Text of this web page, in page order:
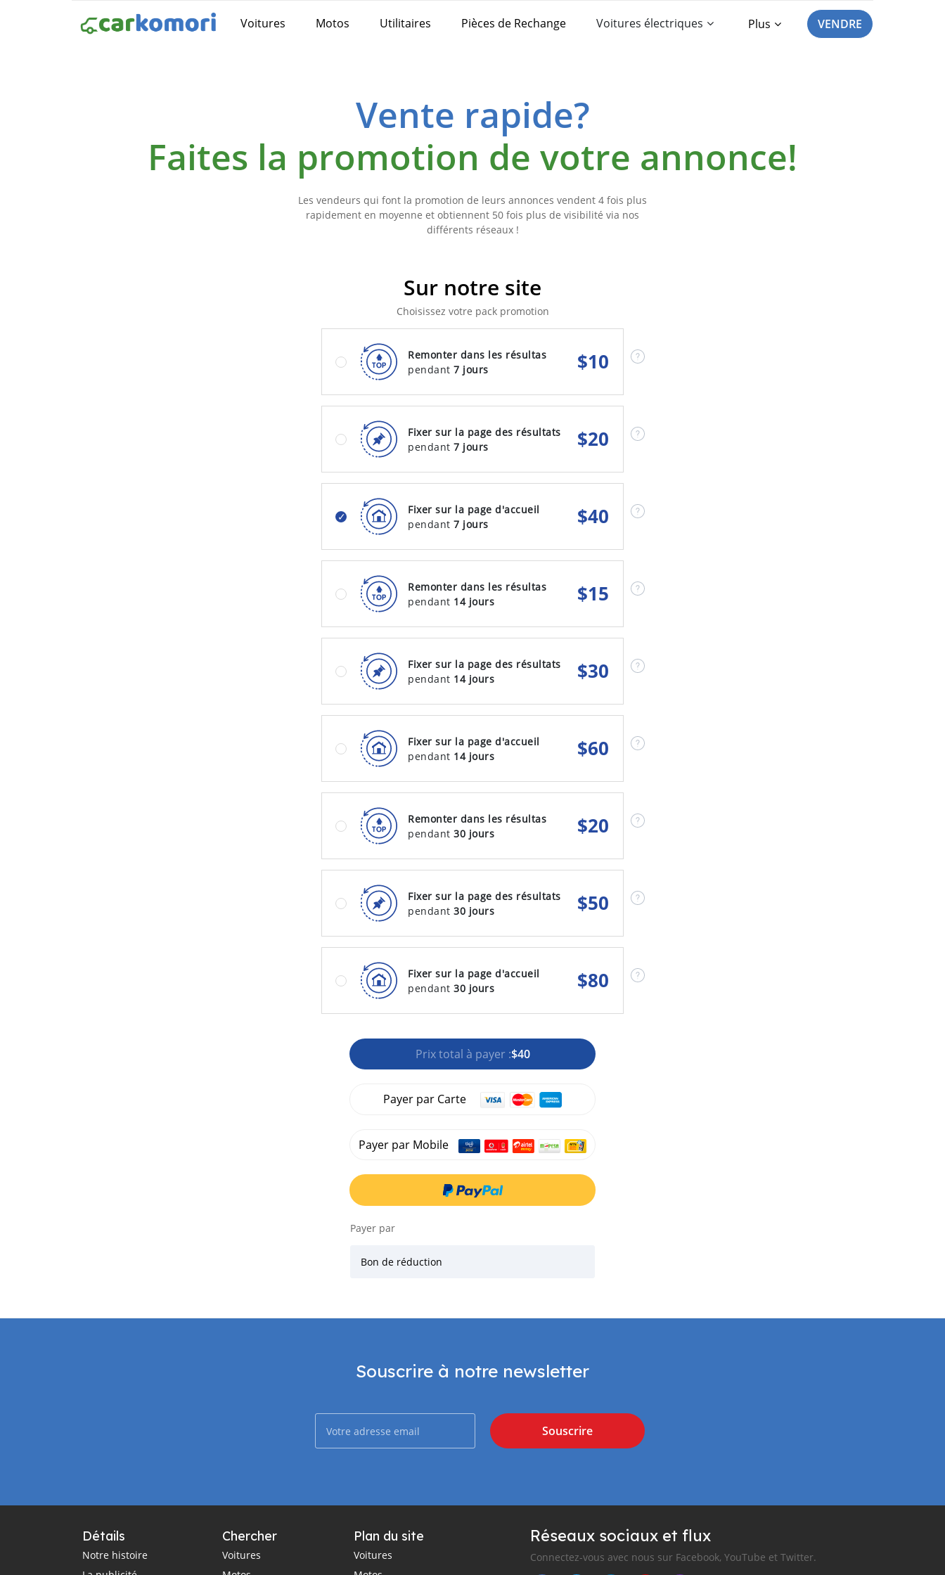
Voitures Motos Utilitaires Pièces de Rechange Voitures électriques Plus VENDRE
Vente rapide?
Faites la promotion de votre annonce!
Les vendeurs qui font la promotion de leurs annonces vendent 4 fois plus
rapidement en moyenne et obtiennent 50 fois plus de visibilité via nos
différents réseaux !
Sur notre site
Choisissez votre pack promotion
Remonter dans les résultas
pendant 7 jours $10
Fixer sur la page des résultats
pendant 7 jours $20
Fixer sur la page d'accueil
pendant 7 jours $40
Remonter dans les résultas
pendant 14 jours $15
Fixer sur la page des résultats
pendant 14 jours $30
Fixer sur la page d'accueil
pendant 14 jours $60
Remonter dans les résultas
pendant 30 jours $20
Fixer sur la page des résultats
pendant 30 jours $50
Fixer sur la page d'accueil
pendant 30 jours $80
Prix total à payer :$40
Payer par Carte
Payer par Mobile
Payer par
Bon de réduction
Souscrire à notre newsletter
Souscrire
Détails
Notre histoire
Chercher
Voitures
Plan du site
Voitures
Réseaux sociaux et flux
Connectez-vous avec nous sur Facebook, YouTube et Twitter.